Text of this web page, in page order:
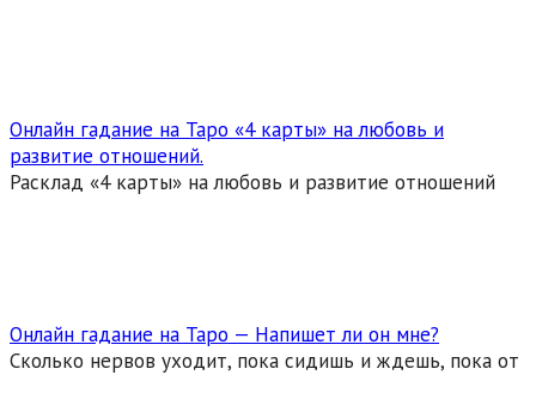
Онлайн гадание на Таро «4 карты» на любовь и
развитие отношений.
Расклад «4 карты» на любовь и развитие отношений
Онлайн гадание на Таро — Напишет ли он мне?
Сколько нервов уходит, пока сидишь и ждешь, пока от